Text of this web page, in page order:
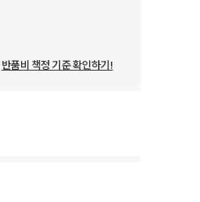
반품비 책정 기준 확인하기!